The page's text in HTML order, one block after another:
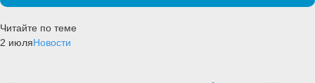
Читайте по теме
2 июляНовости